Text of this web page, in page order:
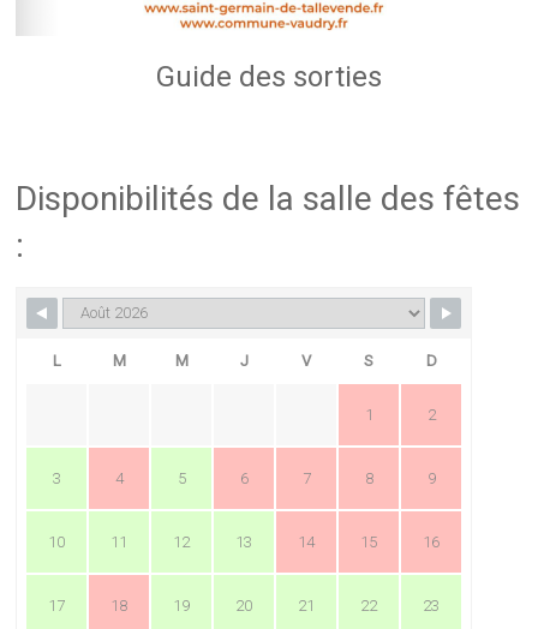
Guide des sorties
Disponibilités de la salle des fêtes
:
L M M J V S D
1 2
3 4 5 6 7 8 9
10 11 12 13 14 15 16
17 18 19 20 21 22 23